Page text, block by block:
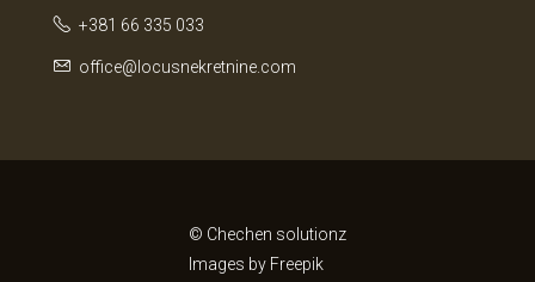
+381 66 335 033
office@locusnekretnine.com
© Chechen solutionz
Images by Freepik